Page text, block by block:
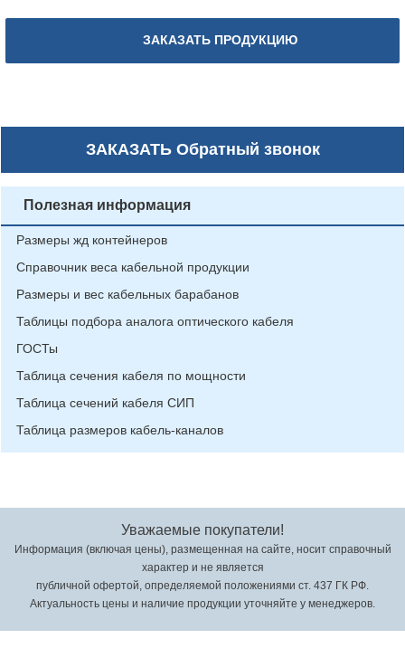
ЗАКАЗАТЬ ПРОДУКЦИЮ
ЗАКАЗАТЬОбратный звонок
Полезная информация
Размеры жд контейнеров
Справочник веса кабельной продукции
Размеры и вес кабельных барабанов
Таблицы подбора аналога оптического кабеля
ГОСТы
Таблица сечения кабеля по мощности
Таблица сечений кабеля СИП
Таблица размеров кабель-каналов
Уважаемые покупатели!
Информация (включая цены), размещенная на сайте, носит справочный
характер и не является
публичной офертой, определяемой положениями ст. 437 ГК РФ.
Актуальность цены и наличие продукции уточняйте у менеджеров.